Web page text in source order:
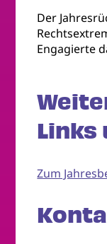
Der
Engagierte
Links
Zum